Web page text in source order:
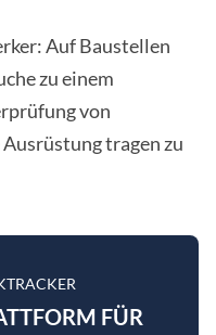
Auf Baustellen
zu einem
von
tragen zu
FÜR